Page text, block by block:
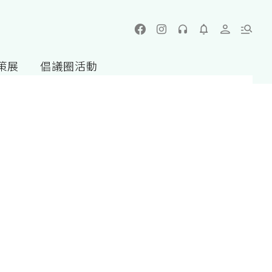
展 倡議圈活動